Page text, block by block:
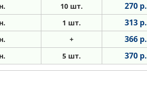
10 шт. 270 р.
1 шт. 313 р.
+ 366 р.
5 шт. 370 р.